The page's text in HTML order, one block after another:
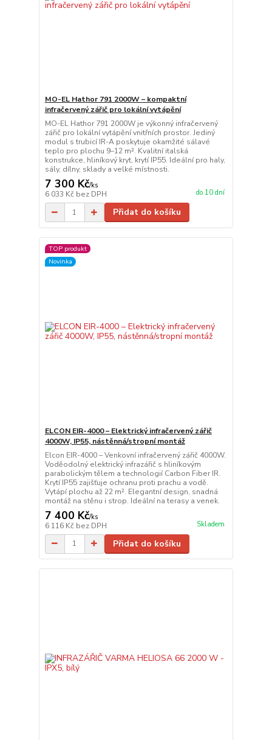
MO-EL Hathor 791 2000W – kompaktní
infračervený zářič pro lokální vytápění
MO-EL Hathor 791 2000W je výkonný infračervený
zářič pro lokální vytápění vnitřních prostor. Jediný
modul s trubicí IR-A poskytuje okamžité sálavé
teplo pro plochu 9–12 m². Kvalitní italská
konstrukce, hliníkový kryt, krytí IP55. Ideální pro haly,
sály, dílny, sklady a velké místnosti.
7 300 Kč/ks
6 033 Kč bez DPH do 10 dní
Přidat do košíku
TOP produkt
Novinka
ELCON EIR-4000 – Elektrický infračervený zářič
4000W, IP55, nástěnná/stropní montáž
Elcon EIR-4000 – Venkovní infračervený zářič 4000W.
Voděodolný elektrický infrazářič s hliníkovým
parabolickým tělem a technologií Carbon Fiber IR.
Krytí IP55 zajišťuje ochranu proti prachu a vodě.
Vytápí plochu až 22 m². Elegantní design, snadná
montáž na stěnu i strop. Ideální na terasy a venek.
7 400 Kč/ks
6 116 Kč bez DPH Skladem
Přidat do košíku